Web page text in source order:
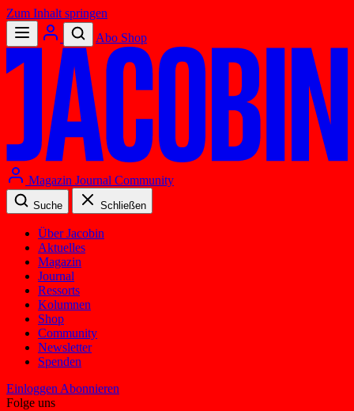
Zum Inhalt springen
Abo Shop
Magazin Journal Community
Suche Schließen
Über Jacobin
Aktuelles
Magazin
Journal
Ressorts
Kolumnen
Shop
Community
Newsletter
Spenden
Einloggen Abonnieren
Folge uns